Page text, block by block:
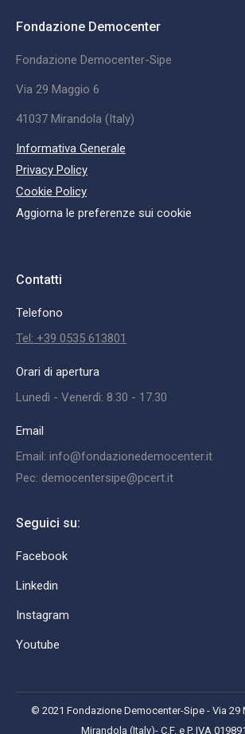
Fondazione Democenter
Fondazione Democenter-Sipe
Via 29 Maggio 6
41037 Mirandola (Italy)
Informativa Generale
Privacy Policy
Cookie Policy
Aggiorna le preferenze sui cookie
Contatti
Telefono
Tel: +39 0535 613801
Orari di apertura
Lunedì - Venerdì: 8.30 - 17.30
Email
Email: info@fondazionedemocenter.it
Pec: democentersipe@pcert.it
Seguici su:
Facebook
Linkedin
Instagram
Youtube
© 2021 Fondazione Democenter-Sipe - Via 29
Mirandola (Italy)- C.F. e P. IVA